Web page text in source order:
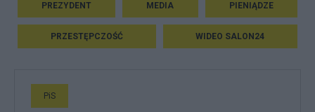
PREZYDENT MEDIA PIENIĄDZE
PRZESTĘPCZOŚĆ WIDEO SALON24
PiS